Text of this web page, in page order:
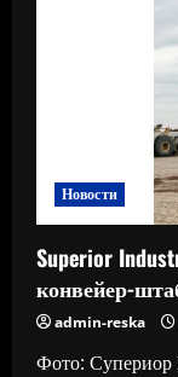
Новости
Superior
конвейер-
admin-reska
Фото: Супериор